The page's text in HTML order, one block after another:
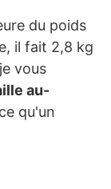
du poids
il fait 2,8 kg
vous
au-
qu'un